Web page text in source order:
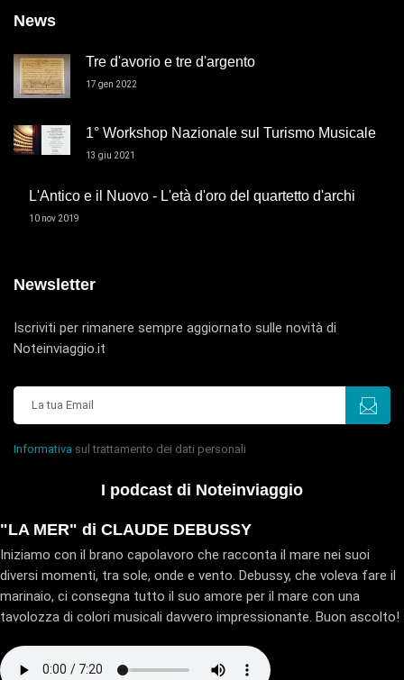
News
Tre d'avorio e tre d'argento
17 gen 2022
1° Workshop Nazionale sul Turismo Musicale
13 giu 2021
L'Antico e il Nuovo - L'età d'oro del quartetto d'archi
10 nov 2019
Newsletter
Iscriviti per rimanere sempre aggiornato sulle novità di
Noteinviaggio.it
Informativa sul trattamento dei dati personali
I podcast di Noteinviaggio
"LA MER" di CLAUDE DEBUSSY
Iniziamo con il brano capolavoro che racconta il mare nei suoi
diversi momenti, tra sole, onde e vento. Debussy, che voleva fare il
marinaio, ci consegna tutto il suo amore per il mare con una
tavolozza di colori musicali davvero impressionante. Buon ascolto!